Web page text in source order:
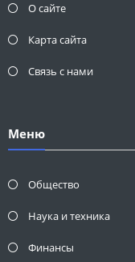
О сайте
Карта сайта
Связь с нами
Меню
Общество
Наука и техника
Финансы